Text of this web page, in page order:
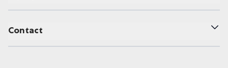
Contact